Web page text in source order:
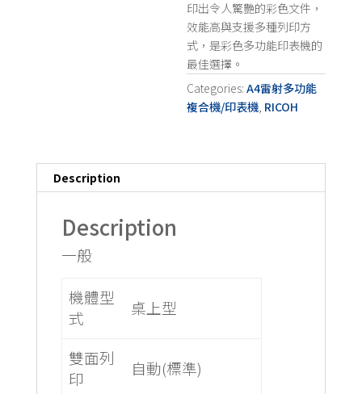
印出令人驚艷的彩色文件，
效能高與支援多種列印方
式，是彩色多功能印表機的
最佳選擇。
Categories:A4雷射多功能
複合機/印表機 RICOH
Description
Description
一般
機體型
式
桌上型
雙面列
印
自動(標準)